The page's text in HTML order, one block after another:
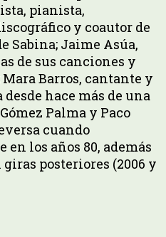
pianista,
y coautor de
Sabina; Jaime Asúa,
de sus canciones y
Barros, cantante y
hace más de una
Palma y Paco
cuando
los años 80, además
posteriores (2006 y